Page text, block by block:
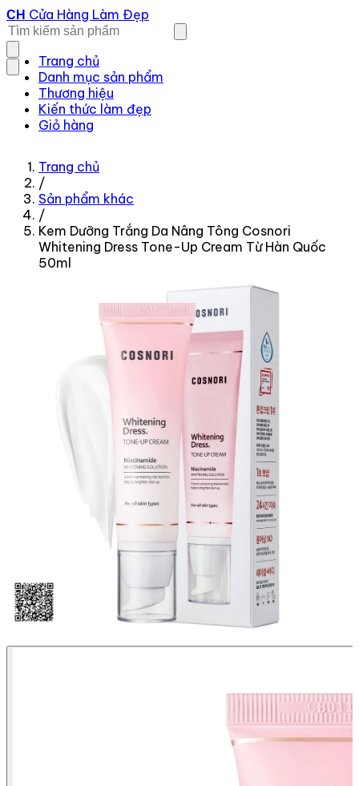
CH Cửa Hàng Làm Đẹp
Trang chủ
Danh mục sản phẩm
Thương hiệu
Kiến thức làm đẹp
Giỏ hàng
Trang chủ
/
Sản phẩm khác
/
Kem Dưỡng Trắng Da Nâng Tông Cosnori
Whitening Dress Tone-Up Cream Từ Hàn Quốc
50ml